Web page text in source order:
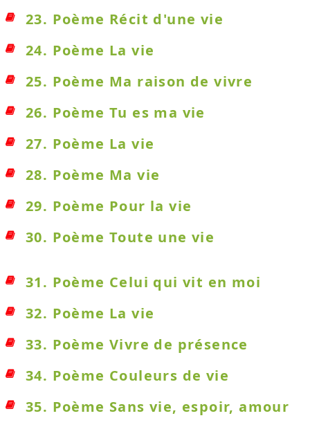
23. Poème Récit d'une vie
24. Poème La vie
25. Poème Ma raison de vivre
26. Poème Tu es ma vie
27. Poème La vie
28. Poème Ma vie
29. Poème Pour la vie
30. Poème Toute une vie
31. Poème Celui qui vit en moi
32. Poème La vie
33. Poème Vivre de présence
34. Poème Couleurs de vie
35. Poème Sans vie, espoir, amour